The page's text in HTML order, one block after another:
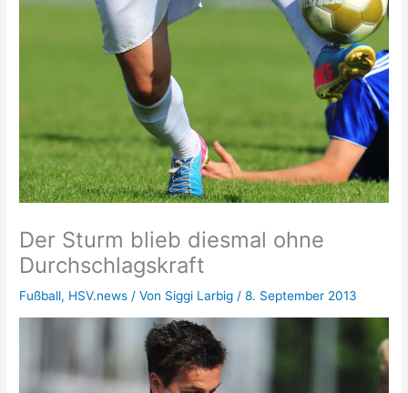
Der Sturm blieb diesmal ohne
Durchschlagskraft
Fußball, HSV.news / Von Siggi Larbig /8. September 2013